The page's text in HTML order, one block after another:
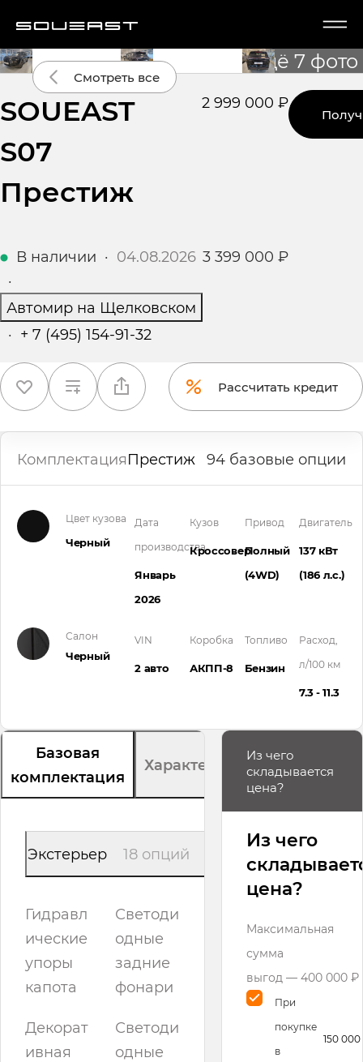
Ещё 7 фото
Смотреть все
SOUEAST
S07
Престиж
2 999 000 ₽
В наличии · 04.08.2026
·
Автомир на Щелковском
· + 7 (495) 154-91-32
3 399 000 ₽
Рассчитать кредит
КомплектацияПрестиж 94 базовые опции
Цвет кузова
Черный
Дата
производства
Январь
2026
Кузов
Кроссовер
Привод
Полный
(4WD)
Двигатель
137 кВт
(186 л.с.)
Салон
Черный
VIN
2 авто
Коробка
АКПП-8
Топливо
Бензин
Расход,
л/100 км
7.3 - 11.3
Базовая
комплектация
Характеристики
Экстерьер 18 опций
Гидравл
ические
упоры
капота
Декорат
ивная
Светоди
одные
задние
фонари
Светоди
одные
Из чего
складывается
цена?
Из чего
цена?
Максимальная
сумма
выгод — 400 000 ₽
При
покупке
в
150